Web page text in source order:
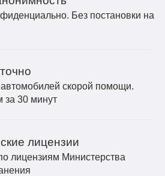
Без постановки на
скорой помощи.
за 30 минут
лицензии
лицензиям Министерства